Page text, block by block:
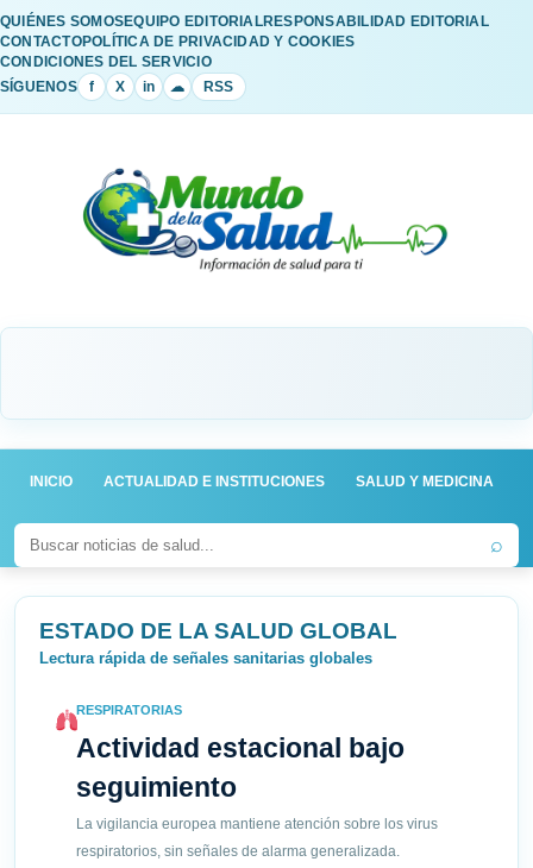
QUIÉNES SOMOSEQUIPO EDITORIALRESPONSABILIDAD EDITORIAL
CONTACTOPOLÍTICA DE PRIVACIDAD Y COOKIES
CONDICIONES DEL SERVICIO
SÍGUENOS
f X in ☁ RSS
INICIO ACTUALIDAD E INSTITUCIONES SALUD Y MEDICINA
⌕
ESTADO DE LA SALUD GLOBAL
Lectura rápida de señales sanitarias globales
RESPIRATORIAS
Actividad estacional bajo
seguimiento
La vigilancia europea mantiene atención sobre los virus
respiratorios, sin señales de alarma generalizada.